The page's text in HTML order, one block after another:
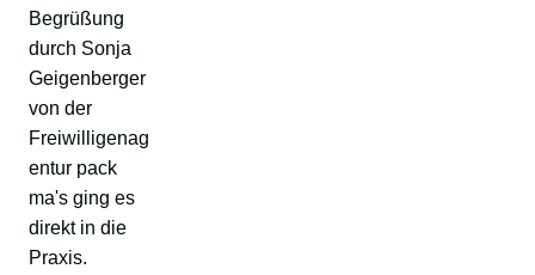
Begrüßung
durch Sonja
Geigenberger
von der
Freiwilligenag
entur pack
ma's ging es
direkt in die
Praxis.